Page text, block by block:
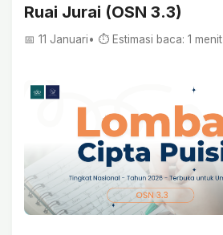
Ruai Jurai (OSN 3.3)
📅 11 Januari• ⏱ Estimasi baca: 1 menit